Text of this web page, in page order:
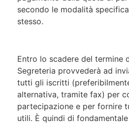
secondo le modalità
stesso.
Entro lo scadere del termine
Segreteria provvederà ad
tutti gli iscritti
alternativa, tramite fax) per
partecipazione e per fornire
utili. È quindi di